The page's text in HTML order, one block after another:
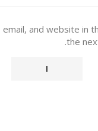
email, and website in
the